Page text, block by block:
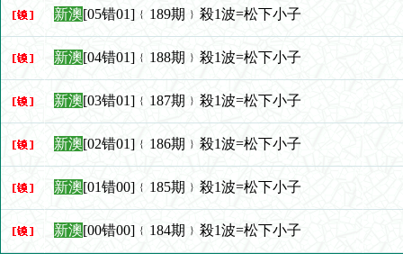
新澳[05错01]﹛189期﹜殺1波=松下小子
新澳[04错01]﹛188期﹜殺1波=松下小子
新澳[03错01]﹛187期﹜殺1波=松下小子
新澳[02错01]﹛186期﹜殺1波=松下小子
新澳[01错00]﹛185期﹜殺1波=松下小子
新澳[00错00]﹛184期﹜殺1波=松下小子